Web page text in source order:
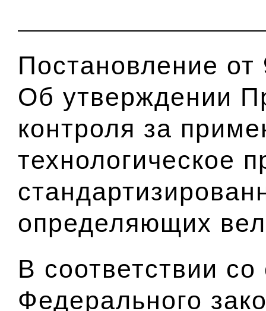
Постановление
Об утверждении
контроля за
технологическое
определяющих
В соответствии со
Федерального